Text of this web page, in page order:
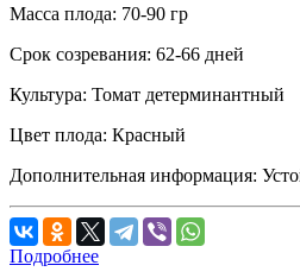
Масса плода: 70-90 гр
Срок созревания: 62-66 дней
Культура: Томат детерминантный
Цвет плода: Красный
Дополнительная информация:
Подробнее